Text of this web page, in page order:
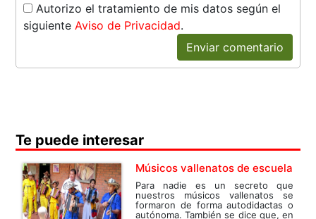
Autorizo el tratamiento de mis datos según el
siguiente Aviso de Privacidad.
Enviar comentario
Te puede interesar
Músicos vallenatos de escuela
Para nadie es un secreto que
nuestros músicos vallenatos se
formaron de forma autodidactas o
autónoma. También se dice que, en